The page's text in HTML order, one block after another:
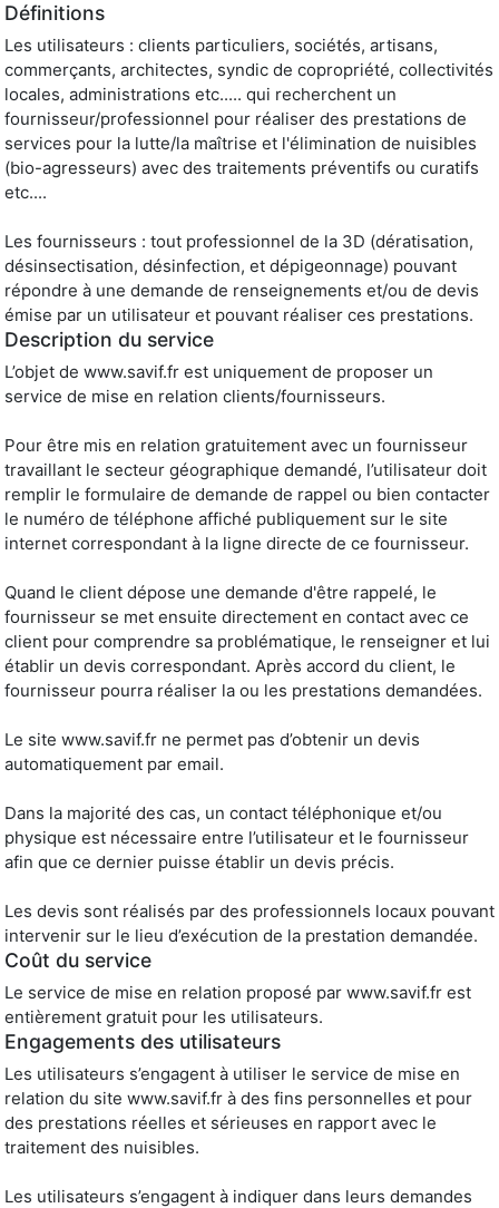
Définitions
Les utilisateurs : clients particuliers, sociétés, artisans,
commerçants, architectes, syndic de copropriété, collectivités
locales, administrations etc..... qui recherchent un
fournisseur/professionnel pour réaliser des prestations de
services pour la lutte/la maîtrise et l'élimination de nuisibles
(bio-agresseurs) avec des traitements préventifs ou curatifs
etc....
Les fournisseurs : tout professionnel de la 3D (dératisation,
désinsectisation, désinfection, et dépigeonnage) pouvant
répondre à une demande de renseignements et/ou de devis
émise par un utilisateur et pouvant réaliser ces prestations.
Description du service
L’objet de www.savif.fr est uniquement de proposer un
service de mise en relation clients/fournisseurs.
Pour être mis en relation gratuitement avec un fournisseur
travaillant le secteur géographique demandé, l’utilisateur doit
remplir le formulaire de demande de rappel ou bien contacter
le numéro de téléphone affiché publiquement sur le site
internet correspondant à la ligne directe de ce fournisseur.
Quand le client dépose une demande d'être rappelé, le
fournisseur se met ensuite directement en contact avec ce
client pour comprendre sa problématique, le renseigner et lui
établir un devis correspondant. Après accord du client, le
fournisseur pourra réaliser la ou les prestations demandées.
Le site www.savif.fr ne permet pas d’obtenir un devis
automatiquement par email.
Dans la majorité des cas, un contact téléphonique et/ou
physique est nécessaire entre l’utilisateur et le fournisseur
afin que ce dernier puisse établir un devis précis.
Les devis sont réalisés par des professionnels locaux pouvant
intervenir sur le lieu d’exécution de la prestation demandée.
Coût du service
Le service de mise en relation proposé par www.savif.fr est
entièrement gratuit pour les utilisateurs.
Engagements des utilisateurs
Les utilisateurs s’engagent à utiliser le service de mise en
relation du site www.savif.fr à des fins personnelles et pour
des prestations réelles et sérieuses en rapport avec le
traitement des nuisibles.
Les utilisateurs s’engagent à indiquer dans leurs demandes